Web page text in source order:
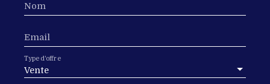
Nom
Email
Vente
Type d'offre